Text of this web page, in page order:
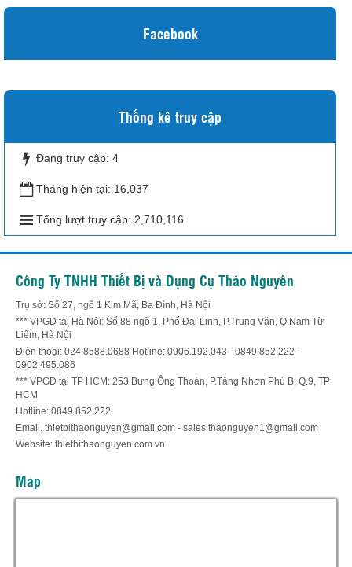
Facebook
Thống kê truy cập
Đang truy cập: 4
Tháng hiện tại: 16,037
Tổng lượt truy cập: 2,710,116
Công Ty TNHH Thiết Bị và Dụng Cụ Thảo Nguyên
Trụ sở: Số 27, ngõ 1 Kim Mã, Ba Đình, Hà Nội
*** VPGD tại Hà Nội: Số 88 ngõ 1, Phố Đại Linh, P.Trung Văn, Q.Nam Từ
Liêm, Hà Nội
Điện thoại: 024.8588.0688 Hotline: 0906.192.043 - 0849.852.222 -
0902.495.086
*** VPGD tại TP HCM: 253 Bưng Ông Thoàn, P.Tăng Nhơn Phú B, Q.9, TP
HCM
Hotline: 0849.852.222
Email. thietbithaonguyen@gmail.com - sales.thaonguyen1@gmail.com
Website: thietbithaonguyen.com.vn
Map